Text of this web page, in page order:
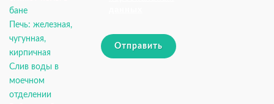
бане
Печь: железная,
чугунная,
кирпичная
Слив воды в
моечном
отделении
Отправить